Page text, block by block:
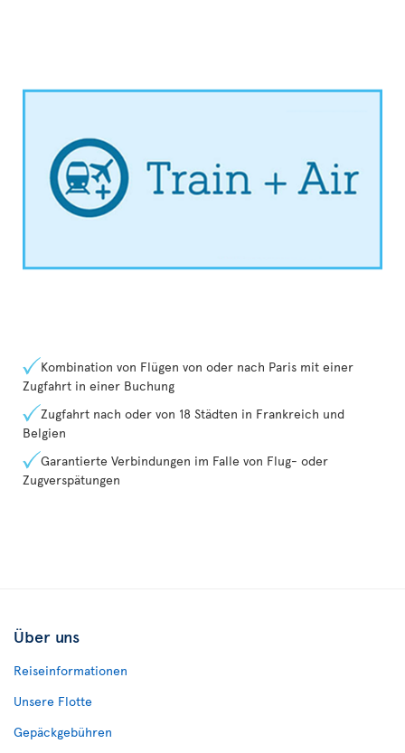
Kombination von Flügen von oder nach Paris mit einer
Zugfahrt in einer Buchung
Zugfahrt nach oder von 18 Städten in Frankreich und
Belgien
Garantierte Verbindungen im Falle von Flug- oder
Zugverspätungen
Über uns
Reiseinformationen
Unsere Flotte
Gepäckgebühren